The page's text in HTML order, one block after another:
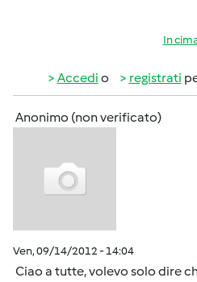
In
Accedi o registrati
Anonimo (non verificato)
Ven, 09/14/2012 - 14:04
Ciao a tutte, volevo solo dire